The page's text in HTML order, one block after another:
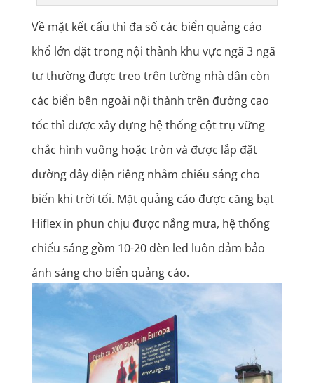
Về mặt kết cấu thì đa số các biển quảng cáo
khổ lớn đặt trong nội thành khu vực ngã 3 ngã
tư thường được treo trên tường nhà dân còn
các biển bên ngoài nội thành trên đường cao
tốc thì được xây dựng hệ thống cột trụ vững
chắc hình vuông hoặc tròn và được lắp đặt
đường dây điện riêng nhằm chiếu sáng cho
biển khi trời tối. Mặt quảng cáo được căng bạt
Hiflex in phun chịu được nắng mưa, hệ thống
chiếu sáng gồm 10-20 đèn led luôn đảm bảo
ánh sáng cho biển quảng cáo.